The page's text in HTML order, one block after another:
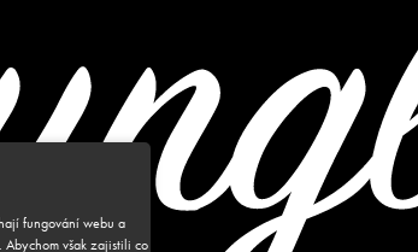
fungování webu a
Abychom však zajistili co